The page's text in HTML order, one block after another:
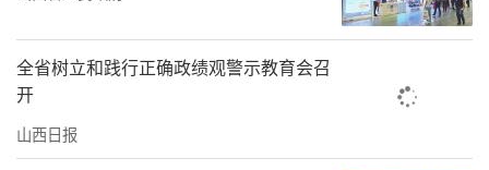
全省树立和践行正确政绩观警示教育会召
开
山西日报